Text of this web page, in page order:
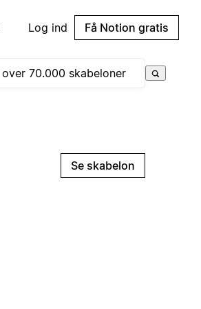
Log ind Få Notion gratis
Se skabelon